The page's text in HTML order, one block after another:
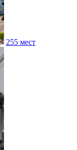
255 мест